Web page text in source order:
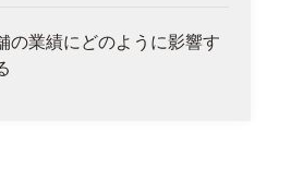
の業績にどのように影響す